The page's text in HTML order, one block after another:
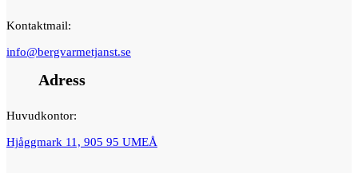
Kontaktmail:
info@bergvarmetjanst.se
Adress
Huvudkontor:
Hjåggmark 11, 905 95 UMEÅ